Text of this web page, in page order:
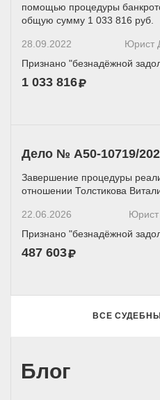
помощью процедуры
общую сумму 1 033 816 руб.
28.09.2022 Юрист
Признано "безнадёжной
1 033 816
Дело № А50-10719/
Завершение процедуры
отношении Толстикова
22.06.2026 Юрист
Признано "безнадёжной
487 603
ВСЕ
Блог